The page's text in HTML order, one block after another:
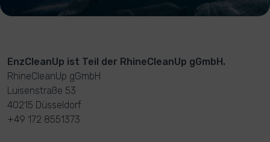
EnzCleanUp ist Teil der RhineCleanUp gGmbH.
RhineCleanUp gGmbH
Luisenstraße 53
40215 Düsseldorf
+49 172 8551373